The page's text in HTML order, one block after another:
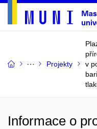
Projekty
v
Informace o